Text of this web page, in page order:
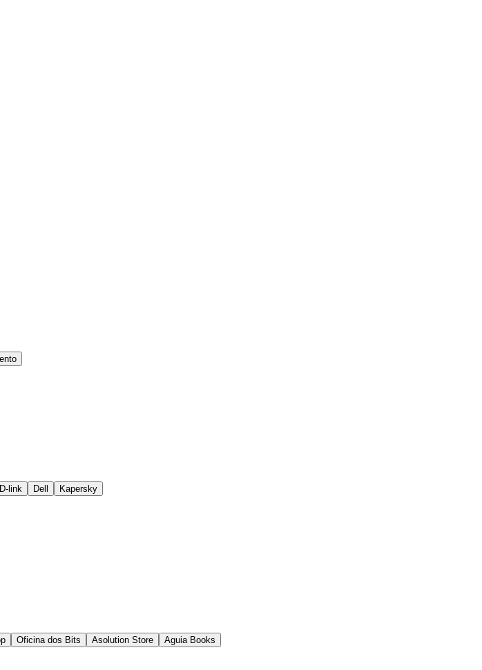
D-link Dell Kapersky
Oficina dos Bits Asolution Store Aguia Books